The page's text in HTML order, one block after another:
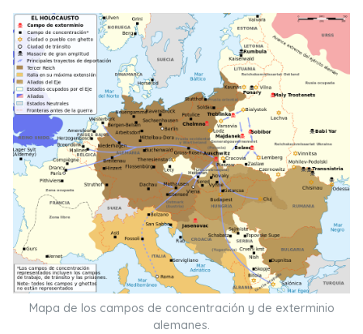
Mapa de los campos de concentración y de exterminio
alemanes.